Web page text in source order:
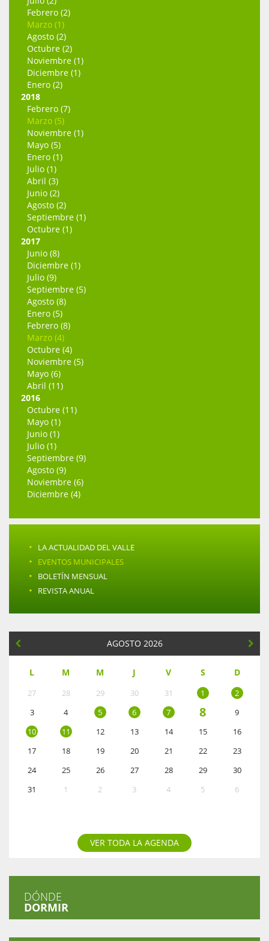
Febrero (2)
Marzo (1)
Agosto (2)
Octubre (2)
Noviembre (1)
Diciembre (1)
Enero (2)
2018
Febrero (7)
Marzo (5)
Noviembre (1)
Mayo (5)
Enero (1)
Julio (1)
Abril (3)
Junio (2)
Agosto (2)
Septiembre (1)
Octubre (1)
2017
Junio (8)
Diciembre (1)
Julio (9)
Septiembre (5)
Agosto (8)
Enero (5)
Febrero (8)
Marzo (4)
Octubre (4)
Noviembre (5)
Mayo (6)
Abril (11)
2016
Octubre (11)
Mayo (1)
Junio (1)
Julio (1)
Septiembre (9)
Agosto (9)
Noviembre (6)
Diciembre (4)
· LA ACTUALIDAD DEL VALLE
· EVENTOS MUNICIPALES
· BOLETÍN MENSUAL
· REVISTA ANUAL
AGOSTO 2026
L M M J V S D
27 28 29 30 31 1
2
3
4 5 6 7 8
9
10
11 12 13 14 15
16
17
18 19 20 21 22
23
24
25 26 27 28 29
30
31
1 2 3 4 5 6
VER TODA LA AGENDA
DÓNDE
DORMIR